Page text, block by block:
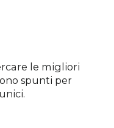
le migliori
spunti per